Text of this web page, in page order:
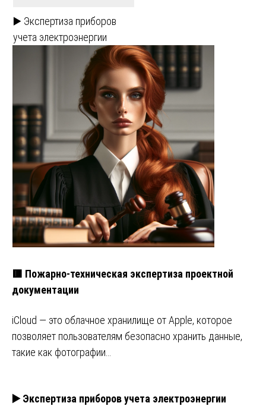
▶️ Экспертиза приборов
учета электроэнергии
🟥 Пожарно-техническая экспертиза проектной
документации
iCloud — это облачное хранилище от Apple, которое
позволяет пользователям безопасно хранить данные,
такие как фотографии…
▶️ Экспертиза приборов учета электроэнергии